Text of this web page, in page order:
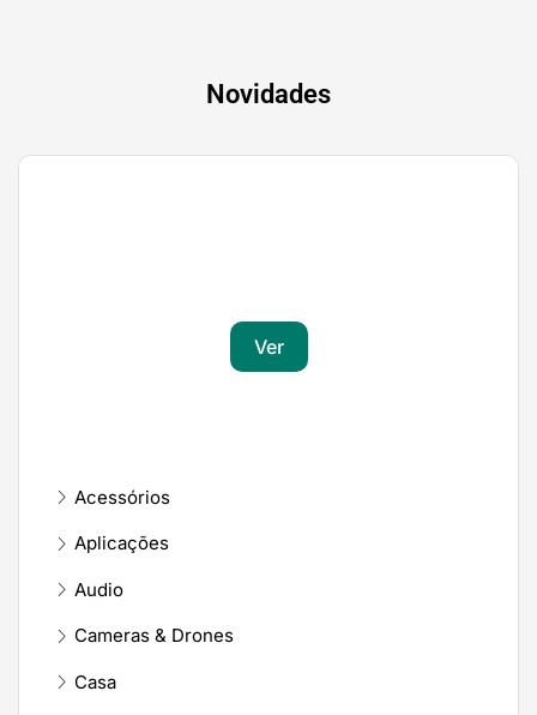
Novidades
Ver
Acessórios
Aplicações
Audio
Cameras & Drones
Casa